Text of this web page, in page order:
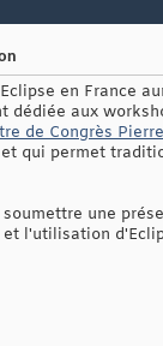
en France
aux
de Congrès
qui permet
une
l'utilisation